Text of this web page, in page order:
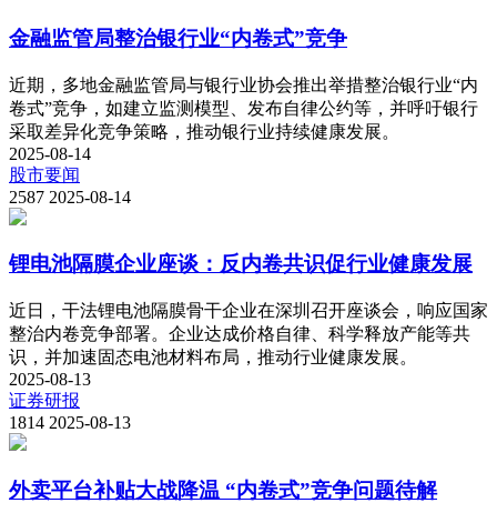
金融监管局整治银行业“内卷式”竞争
近期，多地金融监管局与银行业协会推出举措整治银行业“内
卷式”竞争，如建立监测模型、发布自律公约等，并呼吁银行
采取差异化竞争策略，推动银行业持续健康发展。
2025-08-14
股市要闻
2587 2025-08-14
锂电池隔膜企业座谈：反内卷共识促行业健康发展
近日，干法锂电池隔膜骨干企业在深圳召开座谈会，响应国家
整治内卷竞争部署。企业达成价格自律、科学释放产能等共
识，并加速固态电池材料布局，推动行业健康发展。
2025-08-13
证券研报
1814 2025-08-13
外卖平台补贴大战降温 “内卷式”竞争问题待解